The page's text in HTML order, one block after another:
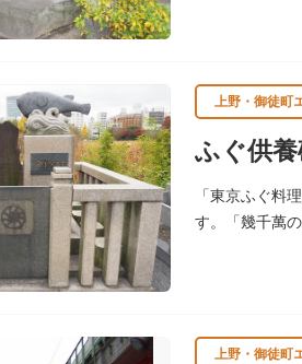
上野・御徒町
ふぐ供
「東京ふぐ料
す。「幾千萬
上野・御徒町